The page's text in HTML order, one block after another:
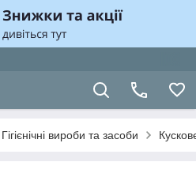
Гігієнічні вироби та засоби